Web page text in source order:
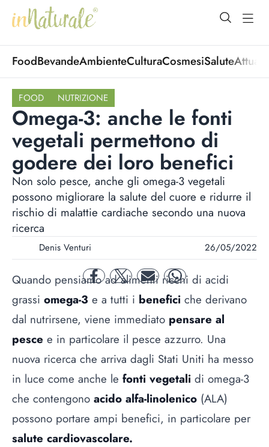
open
FoodBevandeAmbienteCulturaCosmesiSalute
FOOD NUTRIZIONE
Omega-3: anche le fonti
vegetali permettono di
godere dei loro benefici
Non solo pesce, anche gli omega-3 vegetali
possono migliorare la salute del cuore e ridurre il
rischio di malattie cardiache secondo una nuova
ricerca
Denis Venturi 26/05/2022
facebooktwitter mail whatsapp
Quando pensiamo ad alimenti ricchi di acidi
grassi omega-3 e a tutti i benefici che derivano
dal nutrirsene, viene immediato pensare al
pesce e in particolare il pesce azzurro. Una
nuova ricerca che arriva dagli Stati Uniti ha messo
in luce come anche le fonti vegetali di omega-3
che contengono acido alfa-linolenico (ALA)
possono portare ampi benefici, in particolare per
salute cardiovascolare.